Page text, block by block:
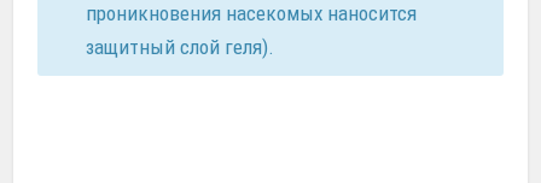
проникновения насекомых наносится
защитный слой геля).